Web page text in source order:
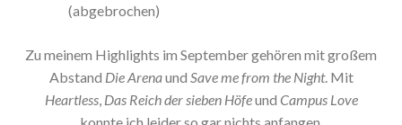
(abgebrochen)
Zu meinem Highlights im September gehören mit großem
Abstand Die Arenaund Save me from the Night. Mit
Heartless, Das Reich der sieben Höfeund Campus Love
konnte ich leider so gar nichts anfangen.